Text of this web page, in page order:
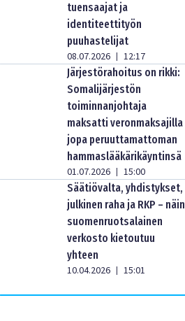
tuensaajat ja
identiteettityön
puuhastelijat
08.07.2026 | 12:17
Järjestörahoitus on rikki:
Somalijärjestön
toiminnanjohtaja
maksatti veronmaksajilla
jopa peruuttamattoman
hammaslääkärikäyntinsä
01.07.2026 | 15:00
Säätiövalta, yhdistykset,
julkinen raha ja RKP – näin
suomenruotsalainen
verkosto kietoutuu
yhteen
10.04.2026 | 15:01